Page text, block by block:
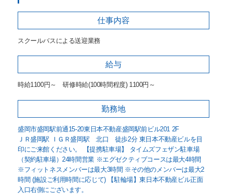
仕事内容
スクールバスによる送迎業務
給与
時給1100円～ 研修時給(100時間程度) 1100円～
勤務地
盛岡市盛岡駅前通15-20東日本不動産盛岡駅前ビル201 2F
ＪＲ盛岡駅 ＩＧＲ盛岡駅 北口 徒歩2分 東日本不動産ビルを目
印にご来館ください。 【提携駐車場】 タイムズフェザン駐車場
（契約駐車場）24時間営業 ※エグゼクティブコースは最大4時間
※フィットネスメンバーは最大3時間 ※その他のメンバーは最大2
時間 (施設ご利用時間に応じて) 【駐輪場】東日本不動産ビル正面
入口右側にございます。